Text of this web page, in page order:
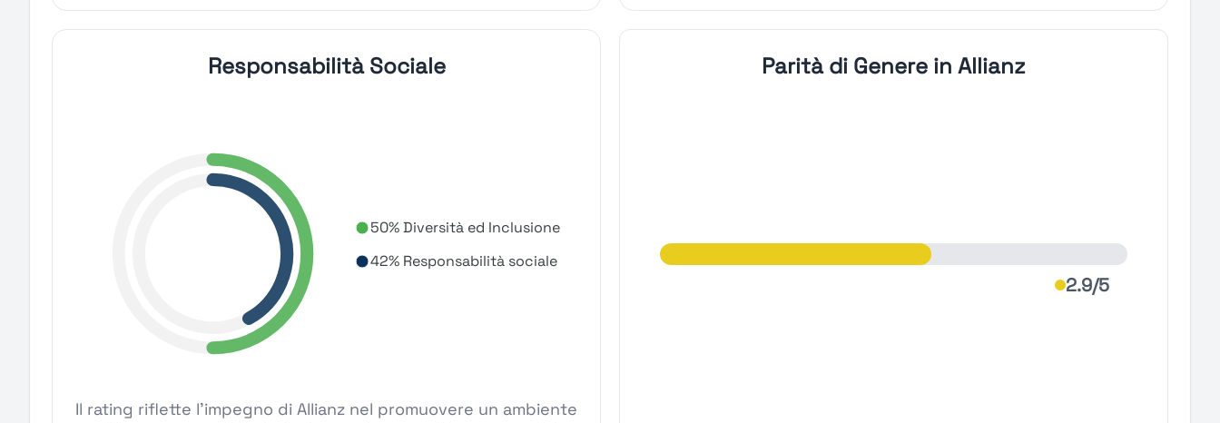
Responsabilità Sociale
50% Diversità ed Inclusione
42% Responsabilità sociale
Il rating riflette l'impegno di Allianz nel promuovere un ambiente
Parità di Genere in Allianz
2.9/5